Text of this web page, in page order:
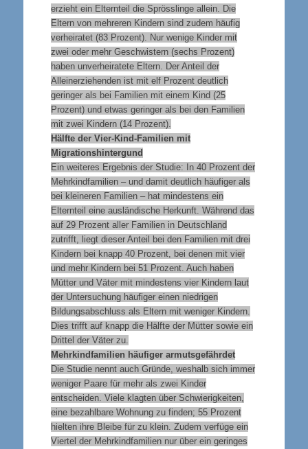
erzieht ein Elternteil die Sprösslinge allein. Die
Eltern von mehreren Kindern sind zudem häufig
verheiratet (83 Prozent). Nur wenige Kinder mit
zwei oder mehr Geschwistern (sechs Prozent)
haben unverheiratete Eltern. Der Anteil der
Alleinerziehenden ist mit elf Prozent deutlich
geringer als bei Familien mit einem Kind (25
Prozent) und etwas geringer als bei den Familien
mit zwei Kindern (14 Prozent).
Hälfte der Vier-Kind-Familien mit
Migrationshintergund
Ein weiteres Ergebnis der Studie: In 40 Prozent der
Mehrkindfamilien – und damit deutlich häufiger als
bei kleineren Familien – hat mindestens ein
Elternteil eine ausländische Herkunft. Während das
auf 29 Prozent aller Familien in Deutschland
zutrifft, liegt dieser Anteil bei den Familien mit drei
Kindern bei knapp 40 Prozent, bei denen mit vier
und mehr Kindern bei 51 Prozent. Auch haben
Mütter und Väter mit mindestens vier Kindern laut
der Untersuchung häufiger einen niedrigen
Bildungsabschluss als Eltern mit weniger Kindern.
Dies trifft auf knapp die Hälfte der Mütter sowie ein
Drittel der Väter zu.
Mehrkindfamilien häufiger armutsgefährdet
Die Studie nennt auch Gründe, weshalb sich immer
weniger Paare für mehr als zwei Kinder
entscheiden. Viele klagten über Schwierigkeiten,
eine bezahlbare Wohnung zu finden; 55 Prozent
hielten ihre Bleibe für zu klein. Zudem verfüge ein
Viertel der Mehrkindfamilien nur über ein geringes